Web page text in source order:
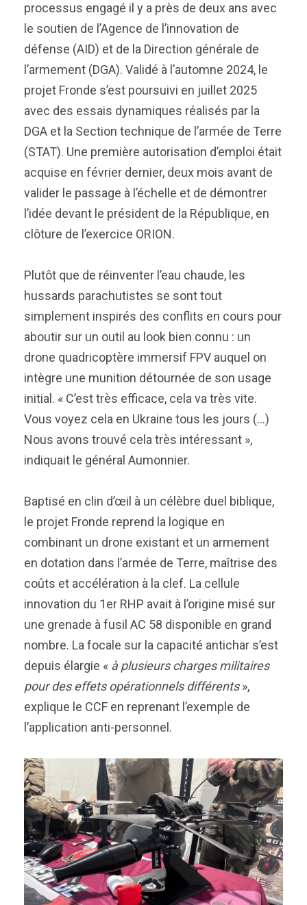
processus engagé il y a près de deux ans avec
le soutien de l’Agence de l’innovation de
défense (AID) et de la Direction générale de
l’armement (DGA). Validé à l’automne 2024, le
projet Fronde s’est poursuivi en juillet 2025
avec des essais dynamiques réalisés par la
DGA et la Section technique de l’armée de Terre
(STAT). Une première autorisation d’emploi était
acquise en février dernier, deux mois avant de
valider le passage à l’échelle et de démontrer
l’idée devant le président de la République, en
clôture de l’exercice ORION.
Plutôt que de réinventer l’eau chaude, les
hussards parachutistes se sont tout
simplement inspirés des conflits en cours pour
aboutir sur un outil au look bien connu : un
drone quadricoptère immersif FPV auquel on
intègre une munition détournée de son usage
initial. « C’est très efficace, cela va très vite.
Vous voyez cela en Ukraine tous les jours (…)
Nous avons trouvé cela très intéressant »,
indiquait le général Aumonnier.
Baptisé en clin d’œil à un célèbre duel biblique,
le projet Fronde reprend la logique en
combinant un drone existant et un armement
en dotation dans l’armée de Terre, maîtrise des
coûts et accélération à la clef. La cellule
innovation du 1er RHP avait à l’origine misé sur
une grenade à fusil AC 58 disponible en grand
nombre. La focale sur la capacité antichar s’est
depuis élargie « à plusieurs charges militaires
pour des effets opérationnels différents»,
explique le CCF en reprenant l’exemple de
l’application anti-personnel.